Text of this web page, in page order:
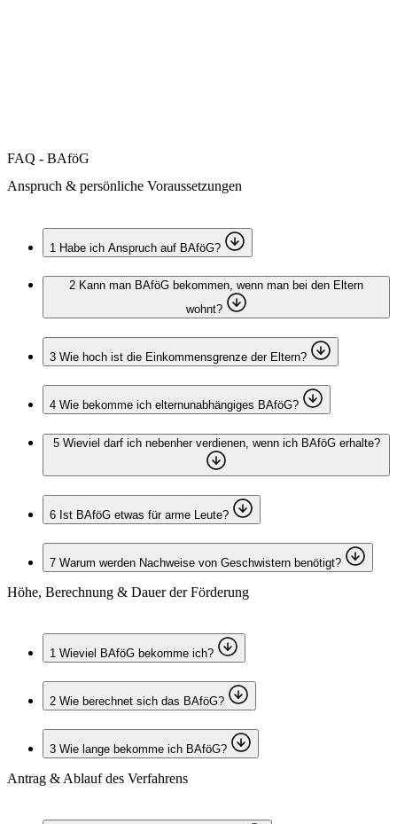
FAQ - BAföG
Anspruch & persönliche Voraussetzungen
1 Habe ich Anspruch auf BAföG?
2 Kann man BAföG bekommen, wenn man bei den Eltern
wohnt?
3 Wie hoch ist die Einkommensgrenze der Eltern?
4 Wie bekomme ich elternunabhängiges BAföG?
5 Wieviel darf ich nebenher verdienen, wenn ich BAföG erhalte?
6 Ist BAföG etwas für arme Leute?
7 Warum werden Nachweise von Geschwistern benötigt?
Höhe, Berechnung & Dauer der Förderung
1 Wieviel BAföG bekomme ich?
2 Wie berechnet sich das BAföG?
3 Wie lange bekomme ich BAföG?
Antrag & Ablauf des Verfahrens